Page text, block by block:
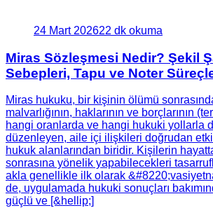
24 Mart 202622 dk okuma
Miras Sözleşmesi Nedir? Şekil
Sebepleri, Tapu ve Noter
Miras hukuku, bir kişinin ölümü
malvarlığının, haklarının ve borçlarının
hangi oranlarda ve hangi hukuki yollarla
düzenleyen, aile içi ilişkileri doğrudan
hukuk alanlarından biridir. Kişilerin
sonrasına yönelik yapabilecekleri
akla genellikle ilk olarak
de, uygulamada hukuki sonuçları
güçlü ve [&hellip;]